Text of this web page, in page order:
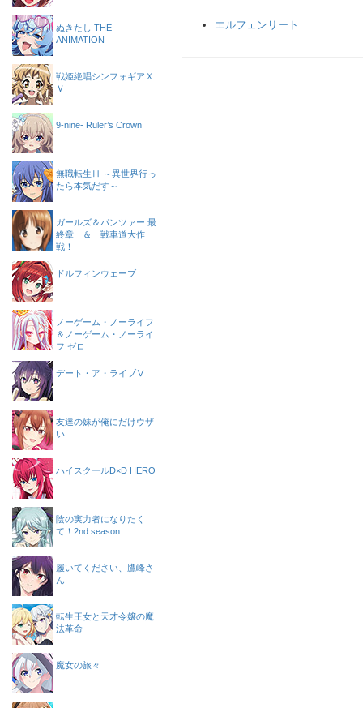
エルフェンリート
ぬきたし THE
ANIMATION
戦姫絶唱シンフォギアＸ
Ｖ
9-nine- Ruler’s Crown
無職転生Ⅲ ～異世界行っ
たら本気だす～
ガールズ＆パンツァー 最
終章 ＆ 戦車道大作
戦！
ドルフィンウェーブ
ノーゲーム・ノーライフ
＆ノーゲーム・ノーライ
フ ゼロ
デート・ア・ライブⅤ
友達の妹が俺にだけウザ
い
ハイスクールD×D HERO
陰の実力者になりたく
て！2nd season
履いてください、鷹峰さ
ん
転生王女と天才令嬢の魔
法革命
魔女の旅々